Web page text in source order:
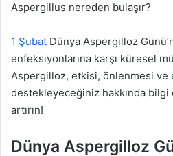
Aspergillus nereden bulaşır?
1 Şubat Dünya Aspergilloz
enfeksiyonlarına karşı küresel
Aspergilloz, etkisi, önlenmesi ve
destekleyeceğiniz hakkında bilgi
artırın!
Dünya Aspergilloz